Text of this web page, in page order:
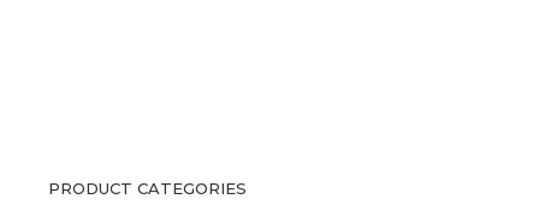
PRODUCT CATEGORIES